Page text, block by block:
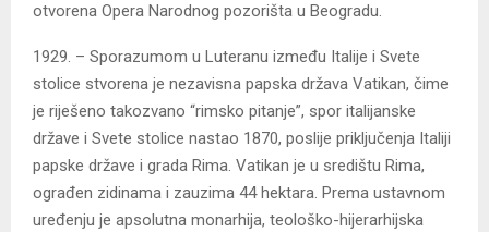
otvorena Opera Narodnog pozorišta u Beogradu.
1929. – Sporazumom u Luteranu između Italije i Svete
stolice stvorena je nezavisna papska država Vatikan, čime
je riješeno takozvano “rimsko pitanje”, spor italijanske
države i Svete stolice nastao 1870, poslije priključenja Italiji
papske države i grada Rima. Vatikan je u središtu Rima,
ograđen zidinama i zauzima 44 hektara. Prema ustavnom
uređenju je apsolutna monarhija, teološko-hijerarhijska